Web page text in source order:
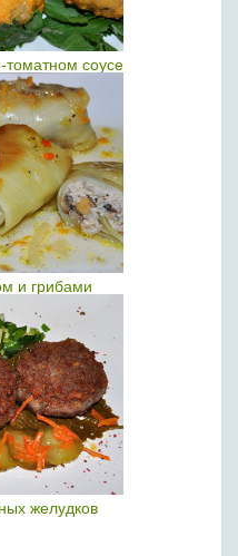
томатном соусе
и грибами
желудков